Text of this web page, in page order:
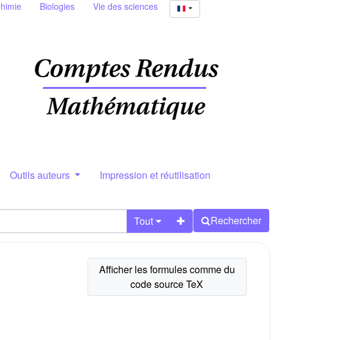
Biologies Vie des sciences
Outils auteurs Impression et réutilisation
Tout Rechercher